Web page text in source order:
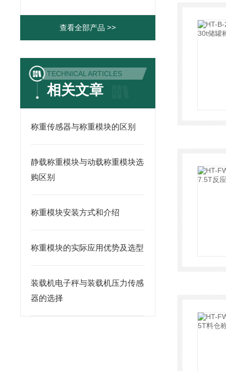
查看全部产品 >>
TECHNICAL ARTICLES
相关文章
称重传感器与称重模块的区别
静载称重模块与动载称重模块选
购区别
称重模块安装方式和介绍
称重模块的实际应用优势及选型
装载机电子秤与装载机压力传感
器的选择